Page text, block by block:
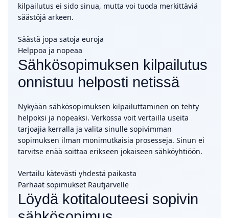
kilpailutus ei sido sinua, mutta voi tuoda merkittäviä
säästöjä arkeen.
Säästä jopa satoja euroja
Helppoa ja nopeaa
Sähkösopimuksen kilpailutus
onnistuu helposti netissä
Nykyään sähkösopimuksen kilpailuttaminen on tehty
helpoksi ja nopeaksi. Verkossa voit vertailla useita
tarjoajia kerralla ja valita sinulle sopivimman
sopimuksen ilman monimutkaisia prosesseja. Sinun ei
tarvitse enää soittaa erikseen jokaiseen sähköyhtiöön.
Vertailu kätevästi yhdestä paikasta
Parhaat sopimukset Rautjärvelle
Löydä kotitalouteesi sopivin